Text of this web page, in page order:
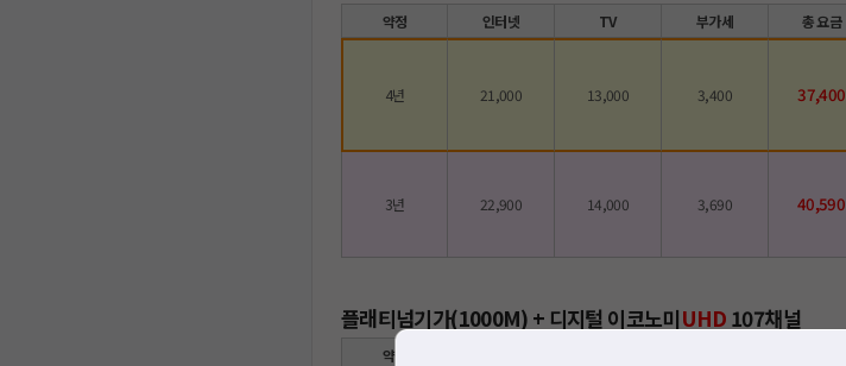
약정 인터넷 TV 부가세 총 요금
4년 21,000 13,000 3,400 37,400
3년 22,900 14,000 3,690 40,590
플래티넘기가(1000M) + 디지털 이코노미UHD 107채널
약정